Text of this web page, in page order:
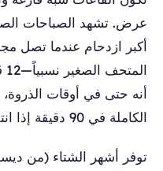
أكبر ازدحام عندما تصل
أنه حتى في أوقات
الكاملة في 90 دقيقة إذا انتقلت بكفاءة بين القاعات.
توفر أشهر الشتاء (من